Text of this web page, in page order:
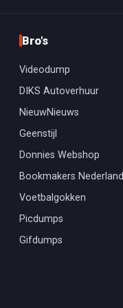
Bro's
Videodump
DIKS Autoverhuur
NieuwNieuws
Geenstijl
Donnies Webshop
Bookmakers Nederland
Voetbalgokken
Picdumps
Gifdumps